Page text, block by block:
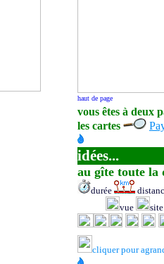
vous êtes à deux
les cartes
idées...
au gîte toute la
durée
vue
cliquer pour